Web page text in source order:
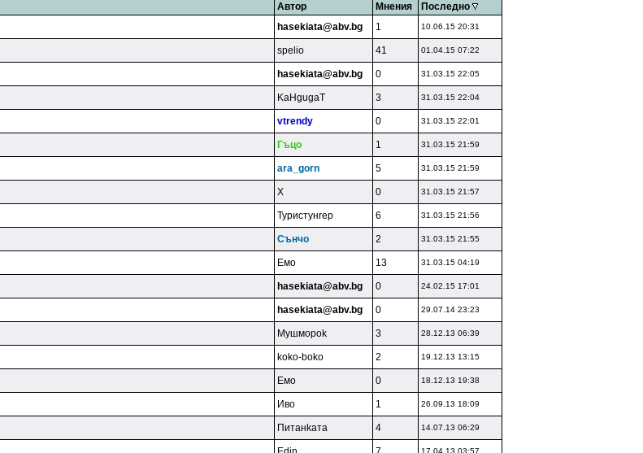
Автор Мнения Последно
hasekiata@abv.bg 1 10.06.15 20:31
spelio 41 01.04.15 07:22
hasekiata@abv.bg 0 31.03.15 22:05
KaHgugaT 3 31.03.15 22:04
vtrendy 0 31.03.15 22:01
Гъцo 1 31.03.15 21:59
ara_gorn 5 31.03.15 21:59
X 0 31.03.15 21:57
Typиcтyнrep 6 31.03.15 21:56
Cънчo 2 31.03.15 21:55
Eмo 13 31.03.15 04:19
hasekiata@abv.bg 0 24.02.15 17:01
hasekiata@abv.bg 0 29.07.14 23:23
Myшмopok 3 28.12.13 06:39
koko-boko 2 19.12.13 13:15
Eмo 0 18.12.13 19:38
Ивo 1 26.09.13 18:09
Питaнkaтa 4 14.07.13 06:29
17.04.13 03:57